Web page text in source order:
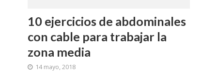
10 ejercicios de abdominales
con cable para trabajar la
zona media
14 mayo, 2018